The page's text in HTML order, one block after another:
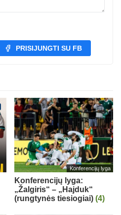
PRISIJUNGTI SU FB
Konferencijų lyga
Konferencijų lyga:
„Žalgiris“ – „Hajduk“
(rungtynės tiesiogiai) (4)